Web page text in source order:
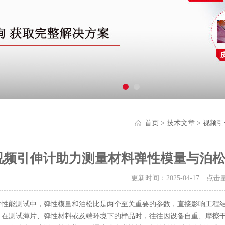
首页 > 技术文章 > 视频
频引伸计助力测量材料弹性模量与泊
更新时间：2025-04-17 点击
能测试中，弹性模量和泊松比是两个至关重要的参数，直接影响工
测试薄片、弹性材料或及端环境下的样品时，往往因设备自重、摩